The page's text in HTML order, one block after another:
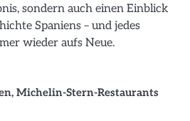
sondern auch einen Einblick
Spaniens – und jedes
wieder aufs Neue.
, Michelin-Stern-Restaurants